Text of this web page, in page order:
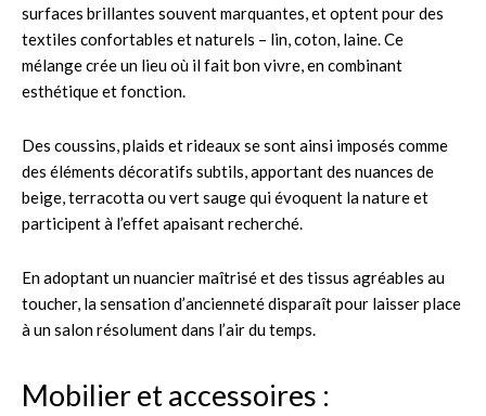
surfaces brillantes souvent marquantes, et optent pour des
textiles confortables et naturels – lin, coton, laine. Ce
mélange crée un lieu où il fait bon vivre, en combinant
esthétique et fonction.
Des coussins, plaids et rideaux se sont ainsi imposés comme
des éléments décoratifs subtils, apportant des nuances de
beige, terracotta ou vert sauge qui évoquent la nature et
participent à l’effet apaisant recherché.
En adoptant un nuancier maîtrisé et des tissus agréables au
toucher, la sensation d’ancienneté disparaît pour laisser place
à un salon résolument dans l’air du temps.
Mobilier et accessoires :